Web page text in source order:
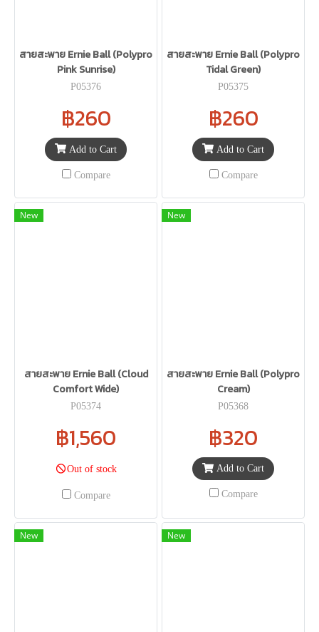
สายสะพาย Ernie Ball (Polypro
Pink Sunrise)
P05376
฿260
Add to Cart
Compare
สายสะพาย Ernie Ball (Polypro
Tidal Green)
P05375
฿260
Add to Cart
Compare
New
สายสะพาย Ernie Ball (Cloud
Comfort Wide)
P05374
฿1,560
Out of stock
Compare
New
สายสะพาย Ernie Ball (Polypro
Cream)
P05368
฿320
Add to Cart
Compare
New New